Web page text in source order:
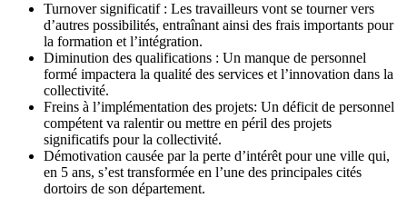
Turnover significatif : Les travailleurs vont se tourner vers
d’autres possibilités, entraînant ainsi des frais importants pour
la formation et l’intégration.
Diminution des qualifications : Un manque de personnel
formé impactera la qualité des services et l’innovation dans la
collectivité.
Freins à l’implémentation des projets: Un déficit de personnel
compétent va ralentir ou mettre en péril des projets
significatifs pour la collectivité.
Démotivation causée par la perte d’intérêt pour une ville qui,
en 5 ans, s’est transformée en l’une des principales cités
dortoirs de son département.